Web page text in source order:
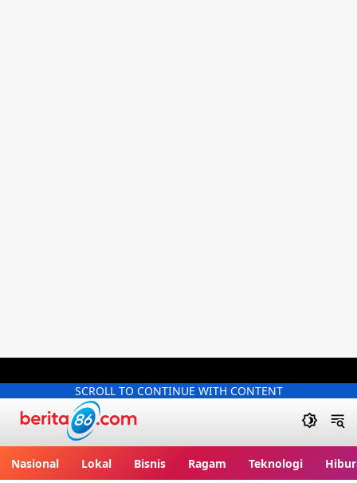
SCROLL TO CONTINUE WITH CONTENT
Nasional Lokal Bisnis Ragam Teknologi